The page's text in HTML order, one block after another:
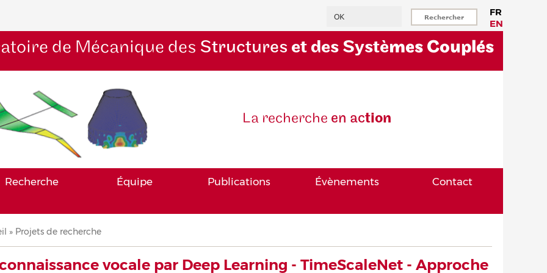
FR
EN
de Mécanique des Structures et des Systèmes Couplés
La recherche en action
Recherche Équipe Publications Évènements Contact
Projets de recherche
vocale par Deep Learning - TimeScaleNet - Approche